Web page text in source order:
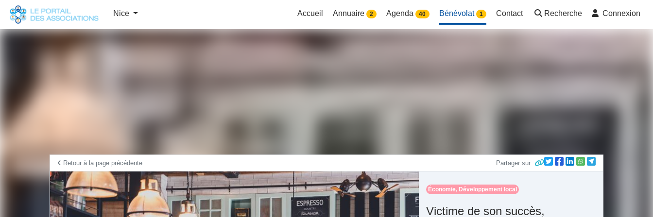
Nice Accueil Annuaire 2 Agenda 40 Bénévolat 1 Contact Recherche Connexion
Retour à la page précédente Partager sur
Économie, Développement local
Victime de son succès,
Panneau de gestion des cookies